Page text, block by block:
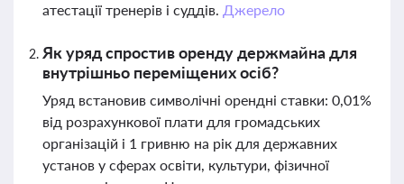
атестації тренерів і суддів. Джерело
Як уряд спростив оренду держмайна для
внутрішньо переміщених осіб?
Уряд встановив символічні орендні ставки: 0,01%
від розрахункової плати для громадських
організацій і 1 гривню на рік для державних
установ у сферах освіти, культури, фізичної